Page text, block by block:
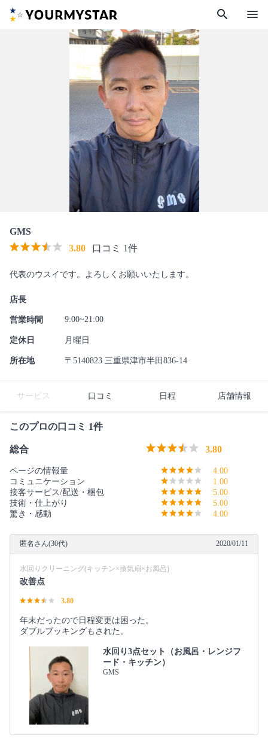
search menu
GMS
3.80
口コミ 1件
代表のウスイです。よろしくお願いいたします。
店長
営業時間 9:00~21:00
定休日 月曜日
所在地 〒5140823 三重県津市半田836-14
サービス 口コミ 日程 店舗情報
このプロの口コミ 1件
総合 3.80
ページの情報量
4.00
コミュニケーション
1.00
接客サービス/配送・梱包
5.00
技術・仕上がり
5.00
驚き・感動
4.00
匿名さん(30代) 2020/01/11
水回りクリーニング(キッチン×換気扇×お風呂)
改善点
3.80
年末だったので日程変更は困った。
ダブルブッキングもされた。
水回り3点セット（お風呂・レンジフ
ード・キッチン）
GMS